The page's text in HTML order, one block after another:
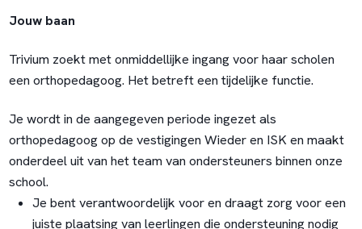
Jouw baan
Trivium zoekt met onmiddellijke ingang voor haar scholen
een orthopedagoog. Het betreft een tijdelijke functie.
Je wordt in de aangegeven periode ingezet als
orthopedagoog op de vestigingen Wieder en ISK en maakt
onderdeel uit van het team van ondersteuners binnen onze
school.
Je bent verantwoordelijk voor en draagt zorg voor een
juiste plaatsing van leerlingen die ondersteuning nodig